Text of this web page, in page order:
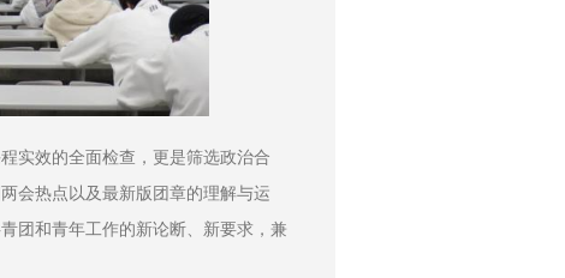
实效的全面检查，更是筛选政治合
会热点以及最新版团章的理解与运
团和青年工作的新论断、新要求，兼